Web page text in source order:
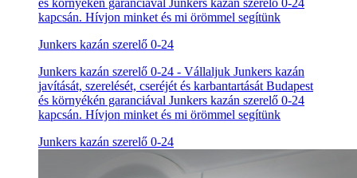
és környékén garanciával Junkers kazán szerelő 0-24
kapcsán. Hívjon minket és mi örömmel segítünk
Junkers kazán szerelő 0-24
Junkers kazán szerelő 0-24 - Vállaljuk Junkers kazán
javítását, szerelését, cseréjét és karbantartását Budapest
és környékén garanciával Junkers kazán szerelő 0-24
kapcsán. Hívjon minket és mi örömmel segítünk
Junkers kazán szerelő 0-24